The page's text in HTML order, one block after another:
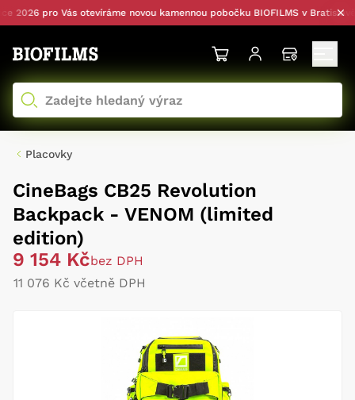
2026 pro Vás otevíráme novou kamennou pobočku BIOFILMS v
Placovky
CineBags CB25 Revolution
Backpack - VENOM (limited
edition)
9 154 Kčbez DPH
11 076 Kč včetně DPH